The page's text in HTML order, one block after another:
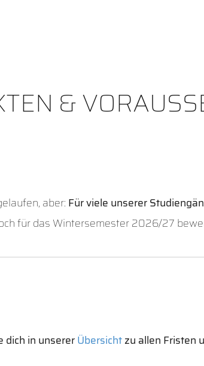
&
aber: Für viele unserer
für das Wintersemester 2026/27
dich in unsererÜbersichtzu allen Fristen